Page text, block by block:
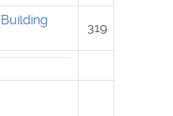
319